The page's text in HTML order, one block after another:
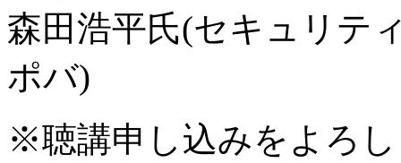
森田浩平氏(セキュリテ
ポバ)
※聴講申し込みをよろ